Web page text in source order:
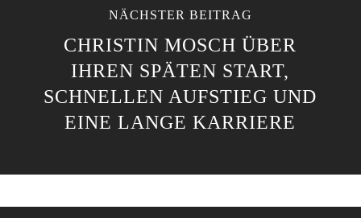
NÄCHSTER BEITRAG
CHRISTIN MOSCH ÜBER
IHREN SPÄTEN START,
SCHNELLEN AUFSTIEG UND
EINE LANGE KARRIERE